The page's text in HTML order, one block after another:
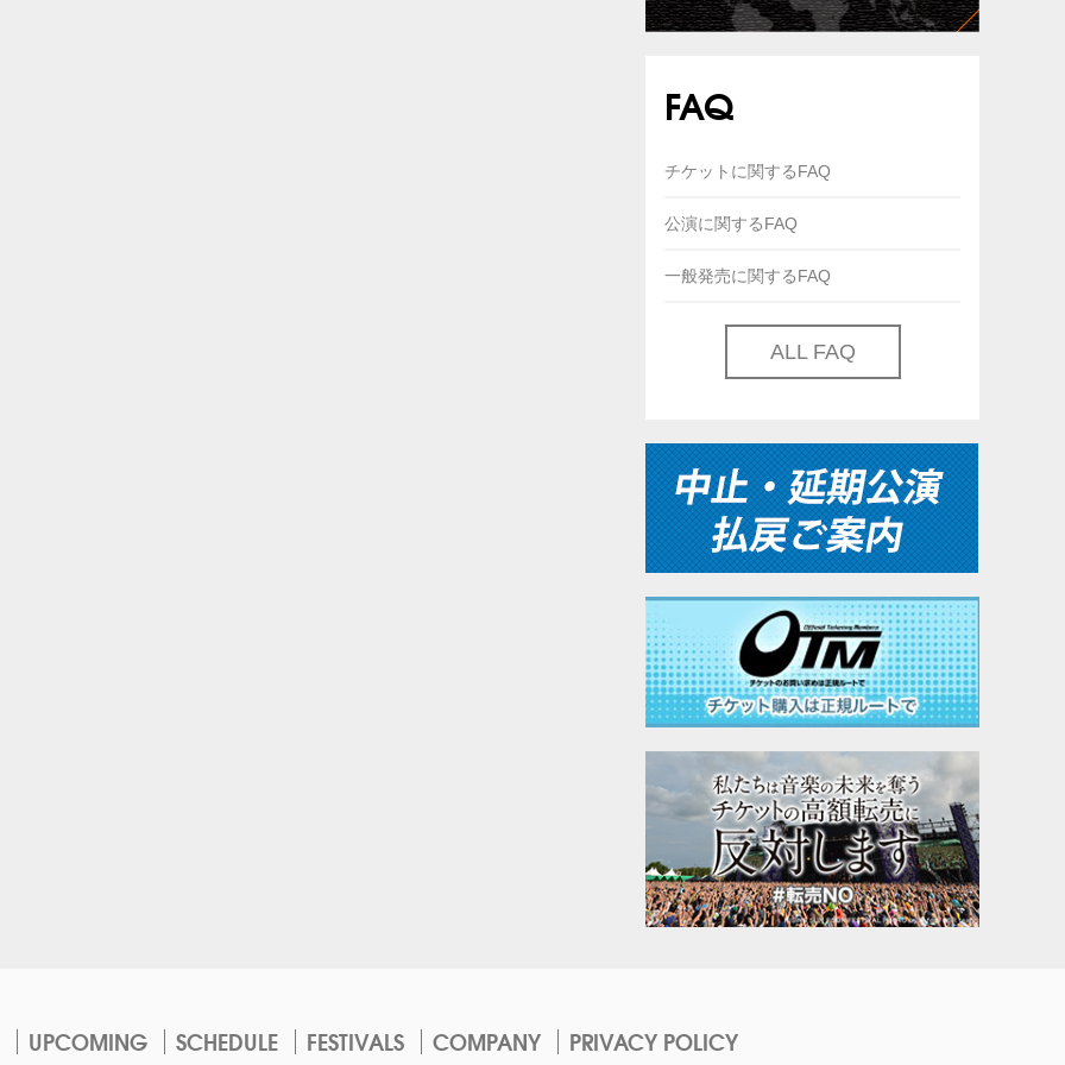
FAQ
チケットに関するFAQ
公演に関するFAQ
一般発売に関するFAQ
ALL FAQ
UPCOMING SCHEDULE FESTIVALS COMPANY PRIVACY POLICY